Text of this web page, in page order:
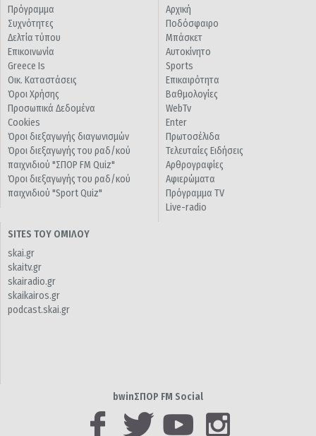
Πρόγραμμα
Συχνότητες
Δελτία τύπου
Επικοινωνία
Greece Is
Οικ. Καταστάσεις
Όροι Χρήσης
Προσωπικά Δεδομένα
Cookies
Όροι διεξαγωγής διαγωνισμών
Όροι διεξαγωγής του ραδ/κού
παιχνιδιού "ΣΠΟΡ FM Quiz"
Όροι διεξαγωγής του ραδ/κού
παιχνιδιού "Sport Quiz"
Αρχική
Ποδόσφαιρο
Μπάσκετ
Αυτοκίνητο
Sports
Επικαιρότητα
Βαθμολογίες
WebTv
Enter
Πρωτοσέλιδα
Τελευταίες Ειδήσεις
Αρθρογραφίες
Αφιερώματα
Πρόγραμμα TV
Live-radio
SITES ΤΟΥ ΟΜΙΛΟΥ
skai.gr
skaitv.gr
skairadio.gr
skaikairos.gr
podcast.skai.gr
bwinΣΠΟΡ FM Social